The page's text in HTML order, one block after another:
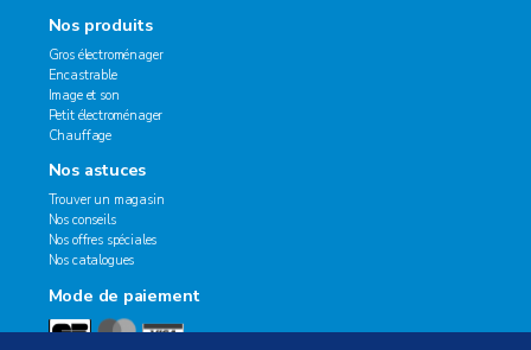
Nos produits
Gros électroménager
Encastrable
Image et son
Petit électroménager
Chauffage
Nos astuces
Trouver un magasin
Nos conseils
Nos offres spéciales
Nos catalogues
Mode de paiement